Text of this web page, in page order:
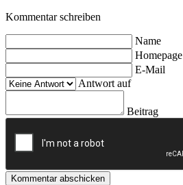
Kommentar schreiben
Name
Homepage
E-Mail
Antwort auf
Beitrag
Kommentar abschicken